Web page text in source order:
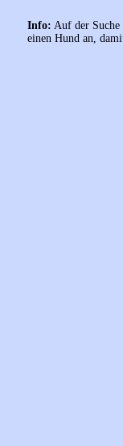
Info: Auf der Suche
einen Hund an,